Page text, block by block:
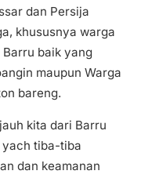
dan Persija
khususnya warga
baik yang
maupun Warga
bareng.
kita dari Barru
yach tiba-tiba
dan keamanan